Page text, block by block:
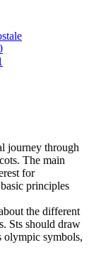
journey through
The main
for
principles
the different
Sts should draw
olympic symbols,